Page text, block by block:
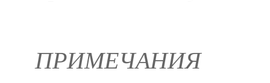
ПРИМЕЧАНИЯ